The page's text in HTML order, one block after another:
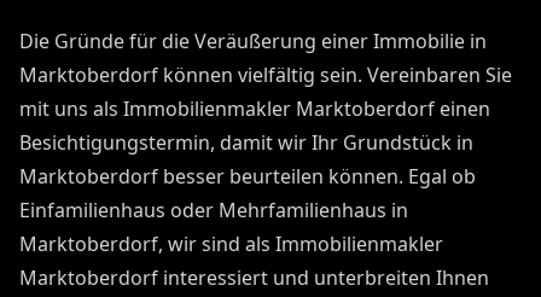
Die Gründe für die Veräußerung einer Immobilie in
Marktoberdorf können vielfältig sein. Vereinbaren Sie
mit uns als Immobilienmakler Marktoberdorf einen
Besichtigungstermin, damit wir Ihr Grundstück in
Marktoberdorf besser beurteilen können. Egal ob
Einfamilienhaus oder Mehrfamilienhaus in
Marktoberdorf, wir sind als Immobilienmakler
Marktoberdorf interessiert und unterbreiten Ihnen